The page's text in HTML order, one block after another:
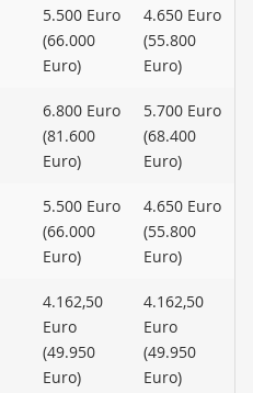
5.500 Euro
(66.000
Euro)
4.650 Euro
(55.800
Euro)
6.800 Euro
(81.600
Euro)
5.700 Euro
(68.400
Euro)
5.500 Euro
(66.000
Euro)
4.650 Euro
(55.800
Euro)
4.162,50
Euro
(49.950
Euro)
4.162,50
Euro
(49.950
Euro)